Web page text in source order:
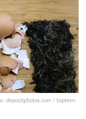
depositphotos.com / topteen